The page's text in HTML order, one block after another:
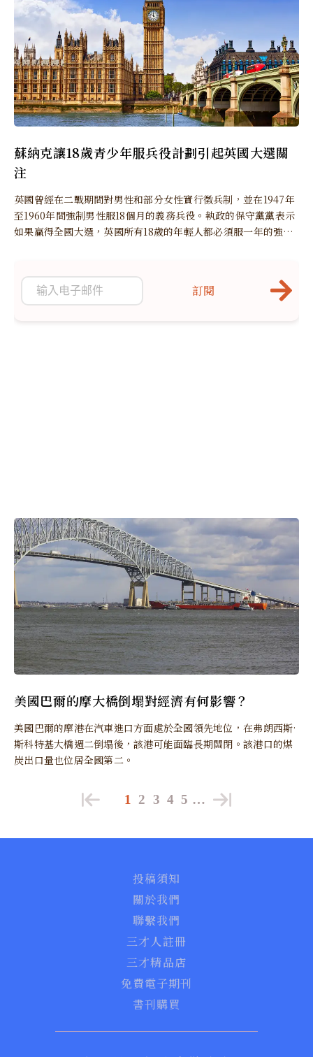
蘇納克讓18歲青少年服兵役計劃引起英國大選關
注
英國曾經在二戰期間對男性和部分女性實行徵兵制，並在1947年
至1960年間強制男性服18個月的義務兵役。執政的保守黨黨表示
如果贏得全國大選，英國所有18歲的年輕人都必須服一年的強制
美國巴爾的摩大橋倒塌對經濟有何影響？
美國巴爾的摩港在汽車進口方面處於全國領先地位，在弗朗西斯·
斯科特基大橋週二倒塌後，該港可能面臨長期關閉。該港口的煤
炭出口量也位居全國第二。
訂閱
1 2 3 4 5 …
投稿須知
關於我們
聯繫我們
三才人註冊
三才精品店
免費電子期刊
書刊購買